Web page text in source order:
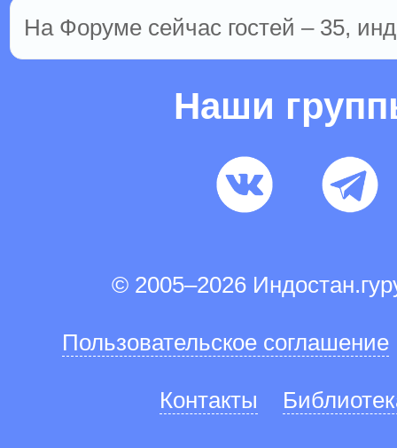
На Форуме сейчас гостей – 35,
Наши
© 2005–2026
Пользовательское соглашение
Контакты